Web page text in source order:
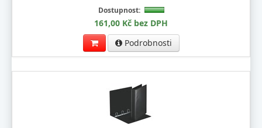
Dostupnost:
161,00 Kč bez DPH
Podrobnosti